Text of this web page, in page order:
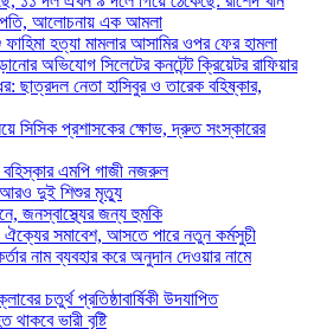
আলোচনায় এক আমলা
হত্যা মামলার আসামির ওপর ফের হামলা
অভিযোগ সিলেটের কনটেন্ট ক্রিয়েটর রাফিয়ার
ছাত্রদল নেতা হাসিবুর ও তারেক বহিষ্কার,
সিসিক প্রশাসকের ক্ষোভ, দ্রুত সংস্কারের
বহিস্কার এমপি গাজী নজরুল
আরও দুই শিশুর মৃত্যু
জনস্বাস্থ্যের জন্য হুমকি
সমাবেশ, আসতে পারে নতুন কর্মসুচী
নাম ব্যবহার করে অনুদান দেওয়ার নামে
চতুর্থ প্রতিষ্ঠাবার্ষিকী উদযাপিত
ভারী বৃষ্টি